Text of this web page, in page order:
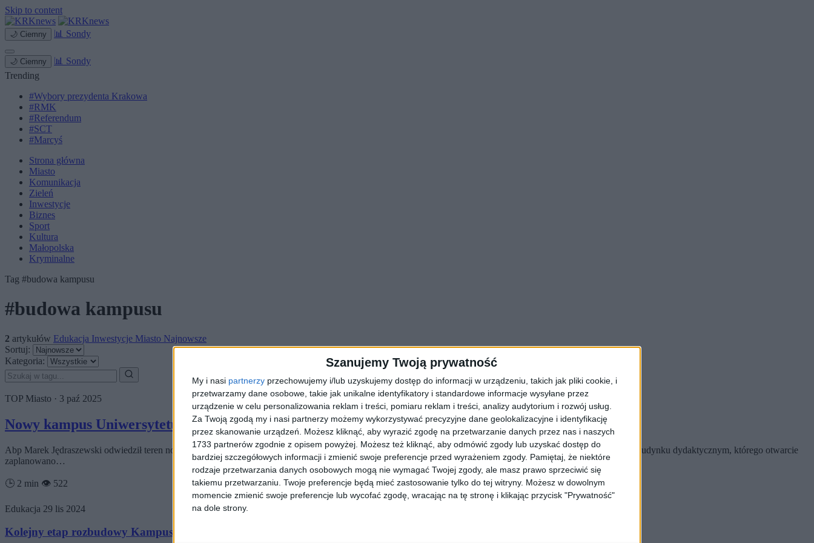
Szanujemy Twoją prywatność
My i nasi partnerzy przechowujemy i/lub uzyskujemy dostęp do informacji w urządzeniu, takich jak pliki cookie, i
przetwarzamy dane osobowe, takie jak unikalne identyfikatory i standardowe informacje wysyłane przez
urządzenie w celu personalizowania reklam i treści, pomiaru reklam i treści, analizy audytorium i rozwój usług.
Za Twoją zgodą my i nasi partnerzy możemy wykorzystywać precyzyjne dane geolokalizacyjne i identyfikację
przez skanowanie urządzeń. Możesz kliknąć, aby wyrazić zgodę na przetwarzanie danych przez nas i naszych
1733 partnerów zgodnie z opisem powyżej. Możesz też kliknąć, aby odmówić zgody lub uzyskać dostęp do
bardziej szczegółowych informacji i zmienić swoje preferencje przed wyrażeniem zgody. Pamiętaj, że niektóre
rodzaje przetwarzania danych osobowych mogą nie wymagać Twojej zgody, ale masz prawo sprzeciwić się
takiemu przetwarzaniu. Twoje preferencje będą mieć zastosowanie tylko do tej witryny. Możesz w dowolnym
momencie zmienić swoje preferencje lub wycofać zgodę, wracając na tę stronę i klikając przycisk "Prywatność"
na dole strony.
Skip to content
🌙 Ciemny 📊 Sondy
🌙 Ciemny 📊 Sondy
Trending
#Wybory prezydenta Krakowa
#RMK
#Referendum
#SCT
#Marcyś
Strona główna
Miasto
Komunikacja
Zieleń
Inwestycje
Biznes
Sport
Kultura
Małopolska
Kryminalne
Tag #budowa kampusu
#budowa kampusu
2 artykułów Edukacja Inwestycje Miasto Najnowsze
Sortuj:
Kategoria:
TOP Miasto · 3 paź 2025
Nowy kampus Uniwersytetu Papieskiego na finiszu. Otwarcie planowane na listopad (ZDJĘCIA)
Abp Marek Jędraszewski odwiedził teren nowego kampusu Uniwersytetu Papieskiego Jana Pawła II w Krakowie. Metropolita krakowski obejrzał postępy prac przy budynku dydaktycznym, którego otwarcie
zaplanowano…
🕒 2 min 👁️ 522
Edukacja 29 lis 2024
Kolejny etap rozbudowy Kampusu Medycznego UJ CM (ZDJĘCIA)